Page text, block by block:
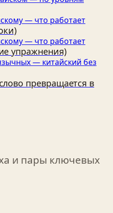
— что работает
— что работает
упражнения)
— китайский без
превращается в
и пары ключевых